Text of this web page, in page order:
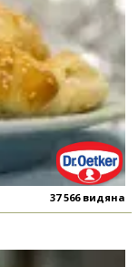
37 566 видяна